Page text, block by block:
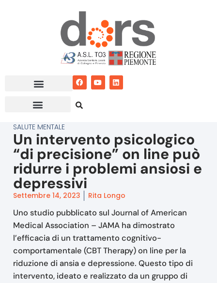
SALUTE MENTALE
Un intervento psicologico
“di precisione” on line può
ridurre i problemi ansiosi e
depressivi
Settembre 14, 2023 Rita Longo
Uno studio pubblicato sul Journal of American
Medical Association – JAMA ha dimostrato
l’efficacia di un trattamento cognitivo-
comportamentale (CBT Therapy) on line per la
riduzione di ansia e depressione. Questo tipo di
intervento, ideato e realizzato da un gruppo di